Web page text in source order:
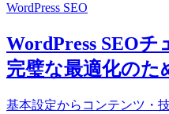
WordPress SEO
WordPress SEOチ
完璧な最適化のた
基本設定からコンテンツ・